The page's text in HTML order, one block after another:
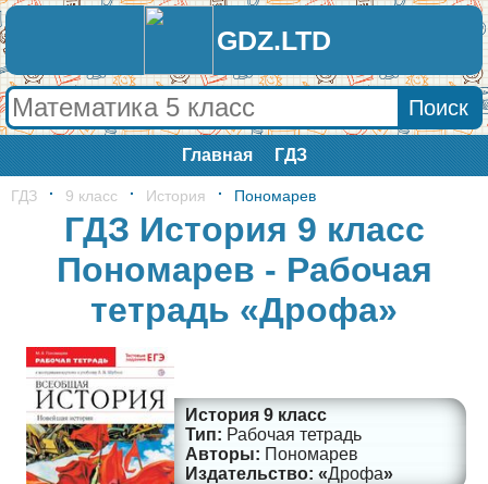
GDZ.LTD
Главная ГДЗ
ГДЗ 9 класс История Пономарев
ГДЗ История 9 класс
Пономарев - Рабочая
тетрадь «Дрофа»
История 9 класс
Рабочая тетрадь
Пономарев
Дрофа